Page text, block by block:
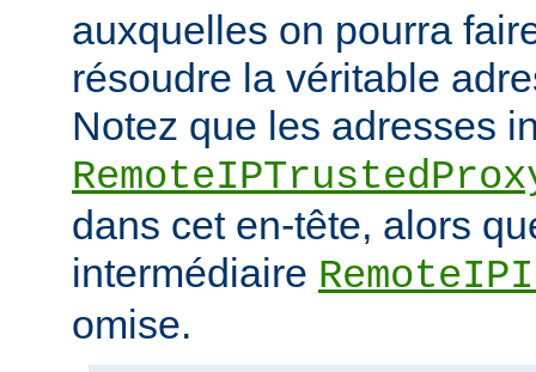
auxquelles on pourra
résoudre la véritable
Notez que les adresses
dans cet en-tête, alors
intermédiaire
omise.